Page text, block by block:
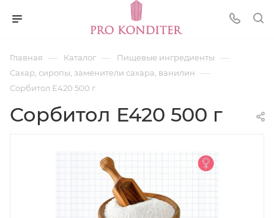
Главная — Каталог — Пищевые ингредиенты —
Сахар, сиропы, заменители сахара, ванилин —
Сорбитол Е420 500 г
Сорбитол Е420 500 г